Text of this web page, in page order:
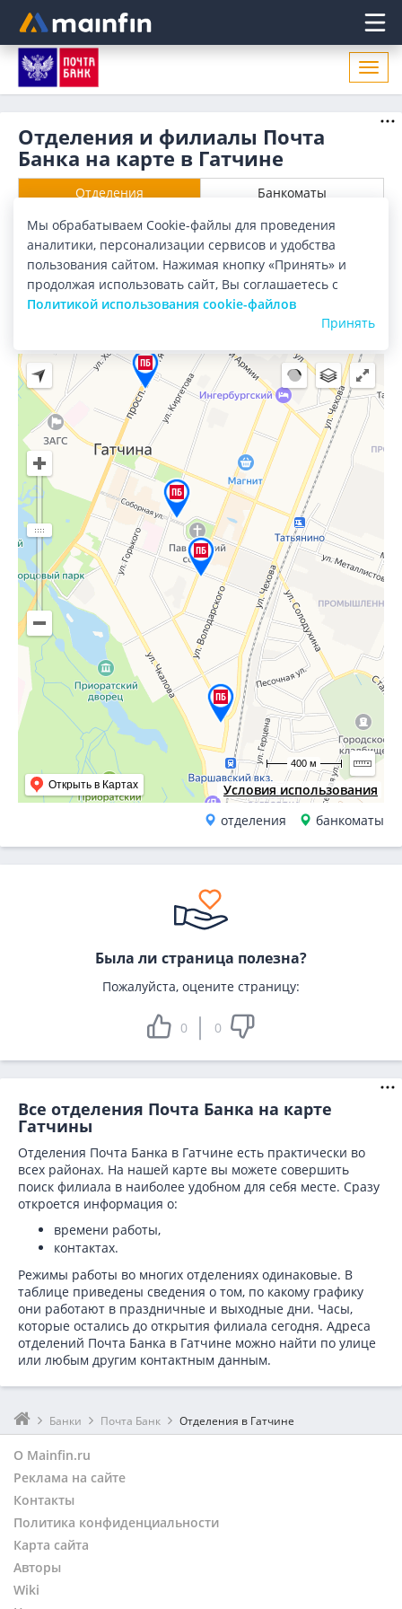
Главное меню
Отделения и филиалы Почта
Банка на карте в Гатчине
Отделения Банкоматы
Все банки Карта Список
Город:Гатчина
Условия использования
Открыть в Картах
400 м
отделения банкоматы
Была ли страница полезна?
Пожалуйста, оцените страницу:
0 0
Все отделения Почта Банка на карте
Гатчины
Отделения Почта Банка в Гатчине есть практически во
всех районах. На нашей карте вы можете совершить
поиск филиала в наиболее удобном для себя месте. Сразу
откроется информация о:
времени работы,
контактах.
Режимы работы во многих отделениях одинаковые. В
таблице приведены сведения о том, по какому графику
они работают в праздничные и выходные дни. Часы,
которые остались до открытия филиала сегодня. Адреса
отделений Почта Банка в Гатчине можно найти по улице
или любым другим контактным данным.
Банки Почта Банк Отделения в Гатчине
О Mainfin.ru
Реклама на сайте
Контакты
Политика конфиденциальности
Карта сайта
Авторы
Wiki
Мы обрабатываем Cookie-файлы для проведения
аналитики, персонализации сервисов и удобства
пользования сайтом. Нажимая кнопку «Принять» и
продолжая использовать сайт, Вы соглашаетесь с
Политикой использования cookie-файлов
Принять